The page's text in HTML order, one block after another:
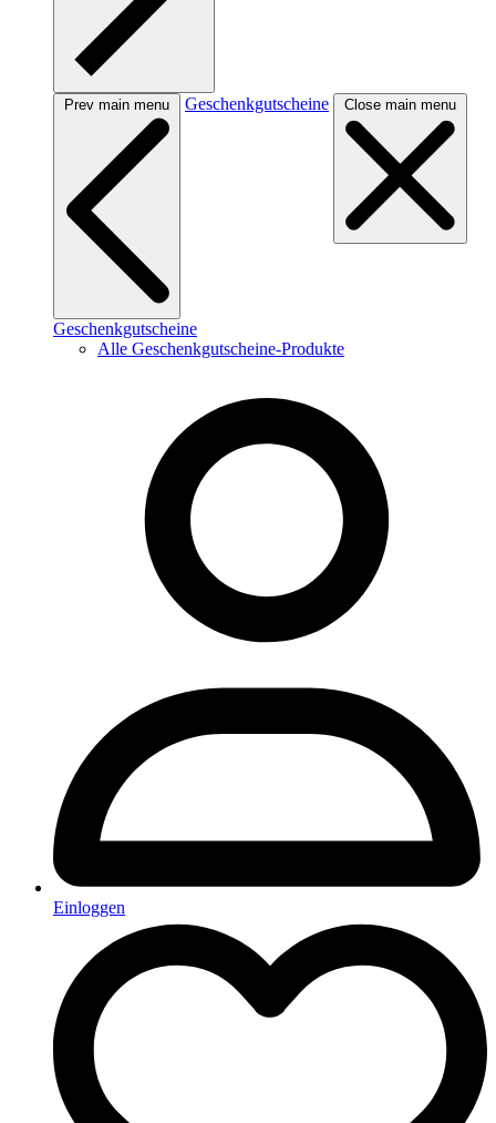
Prev main menu Geschenkgutscheine Close main menu
Geschenkgutscheine
Alle Geschenkgutscheine-Produkte
Einloggen